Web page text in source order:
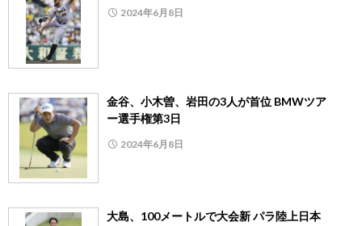
2024年6月8日
金谷、小木曽、岩田の3人が首位 BMWツア
ー選手権第3日
2024年6月8日
大島、100メートルで大会新 パラ陸上日本